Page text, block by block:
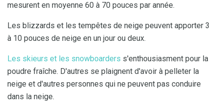
mesurent en moyenne 60 à 70 pouces par année.
Les blizzards et les tempêtes de neige peuvent apporter 3
à 10 pouces de neige en un jour ou deux.
Les skieurs et les snowboarders s'enthousiasment pour la
poudre fraîche. D'autres se plaignent d'avoir à pelleter la
neige et d'autres personnes qui ne peuvent pas conduire
dans la neige.